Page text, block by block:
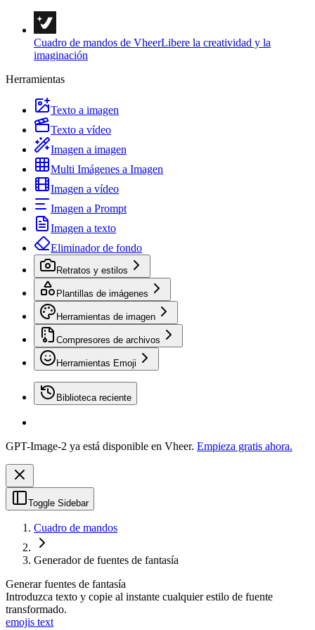
Cuadro de mandos de VheerLibere la creatividad y la
imaginación
Herramientas
Texto a imagen
Texto a vídeo
Imagen a imagen
Multi Imágenes a Imagen
Imagen a vídeo
Imagen a Prompt
Imagen a texto
Eliminador de fondo
Retratos y estilos
Plantillas de imágenes
Herramientas de imagen
Compresores de archivos
Herramientas Emoji
Biblioteca reciente
GPT-Image-2 ya está disponible en Vheer. Empieza gratis ahora.
Toggle Sidebar
Cuadro de mandos
Generador de fuentes de fantasía
Generar fuentes de fantasía
Introduzca texto y copie al instante cualquier estilo de fuente
transformado.
emojis text